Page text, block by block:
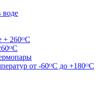
воде
+ 260ᴼС
от -60ᴼC до +180ᴼС